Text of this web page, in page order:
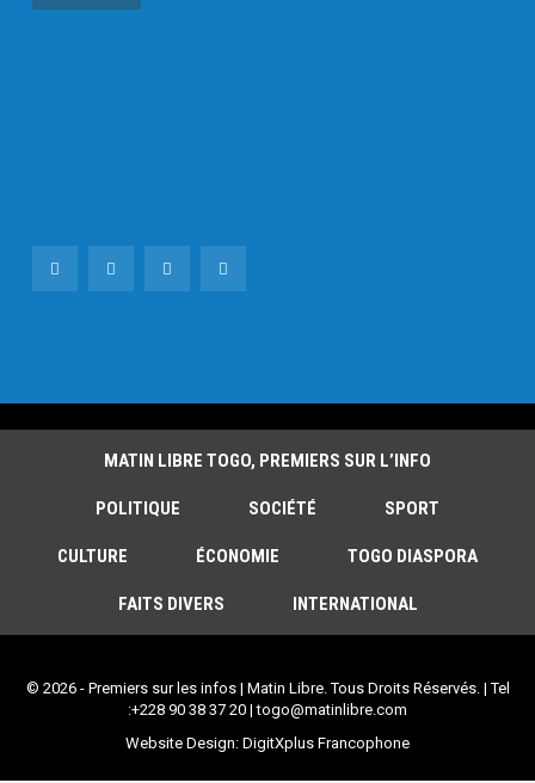
MATIN LIBRE TOGO, PREMIERS SUR L’INFO
POLITIQUE SOCIÉTÉ SPORT
CULTURE ÉCONOMIE TOGO DIASPORA
FAITS DIVERS INTERNATIONAL
© 2026 - Premiers sur les infos | Matin Libre. Tous Droits Réservés. | Tel
:+228 90 38 37 20 | togo@matinlibre.com
Website Design: DigitXplus Francophone